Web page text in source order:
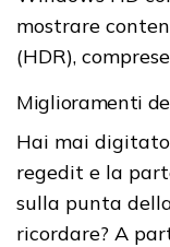
Miglioramenti
Hai mai
regedit e la
sulla punta
ricordare? A